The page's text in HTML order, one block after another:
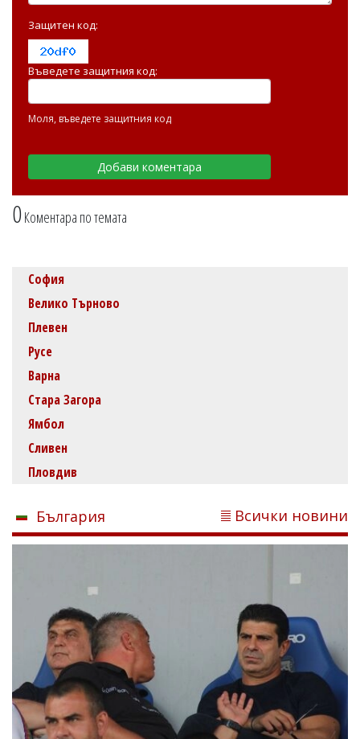
0Коментара по темата
Защитен код:
Въведете защитния код:
Моля, въведете защитния код
София
Велико Търново
Плевен
Русе
Варна
Стара Загора
Ямбол
Сливен
Пловдив
България Всички новини